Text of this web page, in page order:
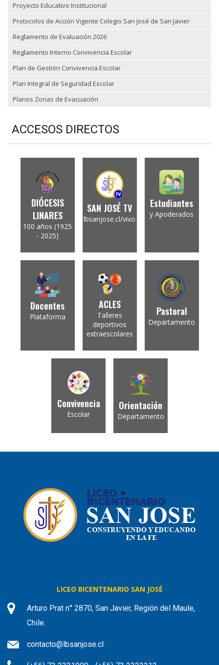
Proyecto Educativo Institucional
Protocolos de Acción Vigente Colegio San José de San Javier
Reglamento de Evaluación 2026
Reglamento Interno Convivencia Escolar
Plan de Gestión Convivencia Escolar
Plan Integral de Seguridad Escolar
Planos Zonas de Evacuación
ACCESOS DIRECTOS
DIÓCESIS
LINARES
100 años (1925
- 2025)
SAN JOSÉ TV
lbsanjose.cl/vivo
Estudiantes
y Apoderados
Docentes
Plataforma
ACLES
Talleres
deportivos
extraescolares
Pastoral
Departamento
Convivencia
Escolar
Orientación
Departamento
LICEO BICENTENARIO SAN JOSÉ
Arturo Prat n° 2870, San Javier, Región del Maule,
Chile.
contacto@lbsanjose.cl